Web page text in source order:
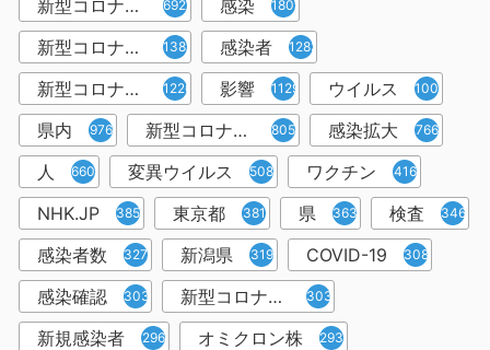
新型コロナウイルス 6921 感染 1809
新型コロナウィルス 1382 感染者 1283
新型コロナウイルス感染症 1226 影響 1129 ウイルス 1001
県内 976 新型コロナウイルス感染 805 感染拡大 766
人 660 変異ウイルス 508 ワクチン 416
NHK.JP 385 東京都 381 県 363 検査 346
感染者数 327 新潟県 319 COVID-19 308
感染確認 303 新型コロナウィルス感染症 303
新規感染者 296 オミクロン株 293